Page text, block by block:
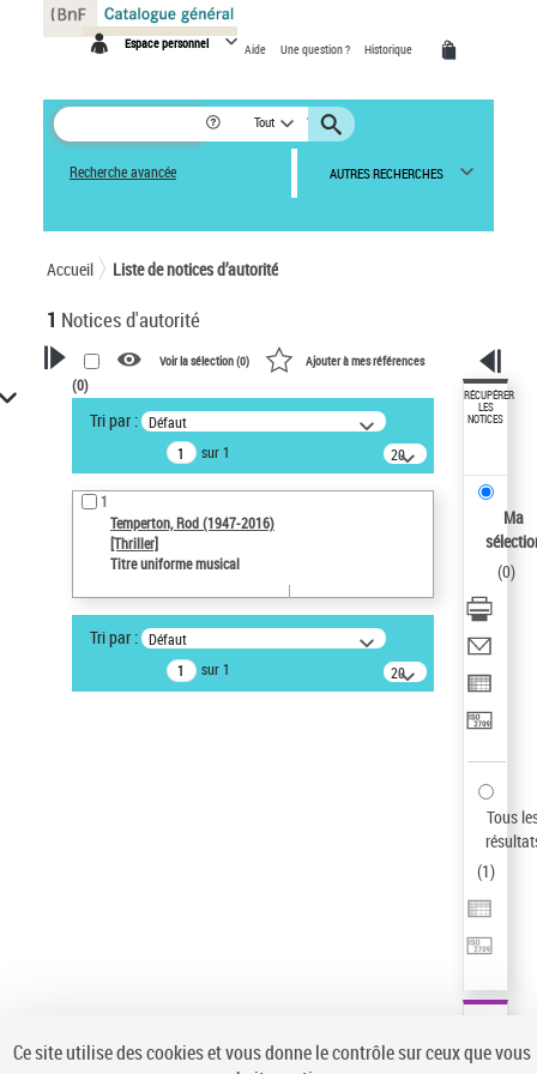
Espace personnel Aide Une question ? Historique
Tout
Recherche avancée AUTRES RECHERCHES
Accueil Liste de notices d’autorité
1 Notices d'autorité
VOTRE RECHERCHE
Recherche avancée dans les
notices d’autorité
Œuvres liées à l'auteur :
Temperton, Rod (1947-2016)
Auteur d’œuvre
Statut de la notice d’autorité
Notice élémentaire
Pays
Voir la sélection (0) Ajouter à mes références
(0)
Tri par : Défaut
sur 1
20
résultats/page
1
Temperton, Rod (1947-2016)
[Thriller]
Titre uniforme musical
Tri par : Défaut
sur 1
20
résultats/page
RÉCUPÉRER
LES
NOTICES
Ma
(0)
Tous
(1)
Panneau de gestion des cookies
Ce site utilise des cookies et vous donne le contrôle sur ceux que vous